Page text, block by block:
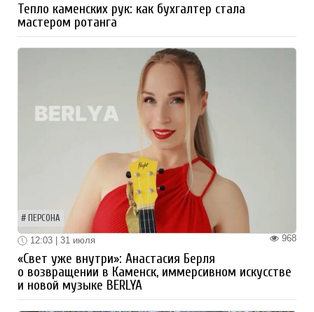
Тепло каменских рук: как бухгалтер стала
мастером ротанга
ПЕРСОНА
968
12:03 | 31 июля
«Свет уже внутри»: Анастасия Берля
о возвращении в Каменск, иммерсивном искусстве
и новой музыке BERLYA